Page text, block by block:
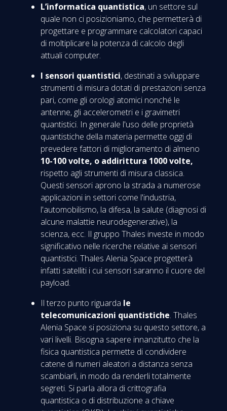
L’informatica quantistica, un settore sul
quale non ci posizioniamo, che permetterà di
progettare e programmare calcolatori capaci
di moltiplicare la potenza di calcolo degli
attuali computer.
I sensori quantistici, destinati a sviluppare
strumenti di misura dotati di prestazioni senza
pari, come gli orologi atomici nonché le
antenne, gli accelerometri e i gravimetri
quantistici. In generale l'uso delle proprietà
quantistiche della materia permette oggi di
prevedere fattori di miglioramento di almeno
10-100 volte, o addirittura 1000volte,
rispetto agli strumenti di misura classica.
Questi sensori aprono la strada a numerose
applicazioni in settori come l'industria,
l'automobilismo, la difesa, la salute (diagnosi di
alcune malattie neurodegenerative), la
scienza, ecc. Il gruppo Thales investe in modo
significativo nelle ricerche relative ai sensori
quantistici. Thales Alenia Space progetterà
infatti satelliti i cui sensori saranno il cuore del
payload.
Il terzo punto riguarda le
telecomunicazioni quantistiche. Thales
Alenia Space si posiziona su questo settore, a
vari livelli. Bisogna sapere innanzitutto che la
fisica quantistica permette di condividere
catene di numeri aleatori a distanza senza
scambiarli, in modo da renderli totalmente
segreti. Si parla allora di crittografia
quantistica o di distribuzione a chiave